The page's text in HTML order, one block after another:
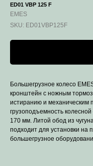
ED01 VBP 125 F
EMES
SKU: ED01VBP125F
Большегрузное колесо
кронштейн с ножным
истиранию и механическим
грузоподъемность
170 мм. Литой обод из
подходит для установки
большегрузное